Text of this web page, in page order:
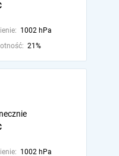
1002 hPa
21%
1002 hPa